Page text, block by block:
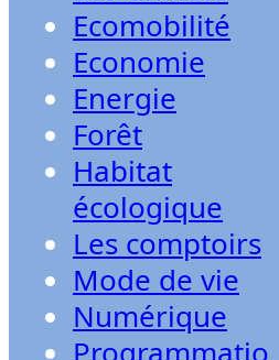
Ecomobilité
Economie
Energie
Forêt
Habitat
écologique
Les comptoirs
Mode de vie
Numérique
Programmatio